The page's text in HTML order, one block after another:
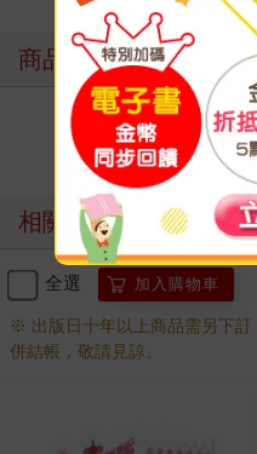
商品評價
相關商品
全選 加入購物車
※ 出版日十年以上商品需另下
併結帳，敬請見諒。